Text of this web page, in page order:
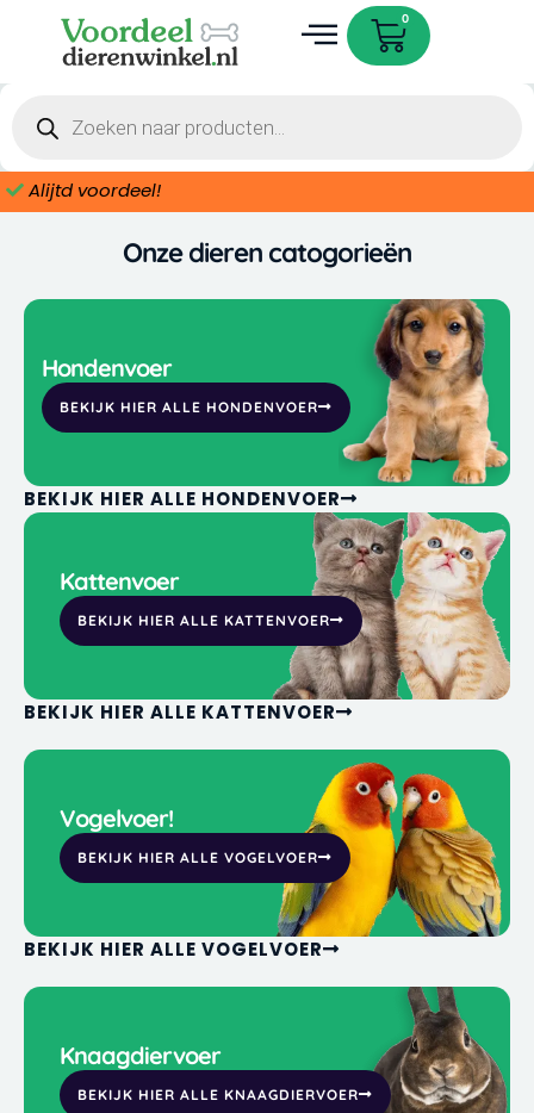
content
0
Cart
search
Alijtd voordeel!
Onze dieren catogorieën
Hondenvoer
BEKIJK HIER ALLE HONDENVOER
BEKIJK HIER ALLE HONDENVOER
Kattenvoer
BEKIJK HIER ALLE KATTENVOER
BEKIJK HIER ALLE KATTENVOER
Vogelvoer!
BEKIJK HIER ALLE VOGELVOER
BEKIJK HIER ALLE VOGELVOER
Knaagdiervoer
BEKIJK HIER ALLE KNAAGDIERVOER